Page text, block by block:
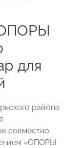
для
района
совместно
«ОПОРЫ